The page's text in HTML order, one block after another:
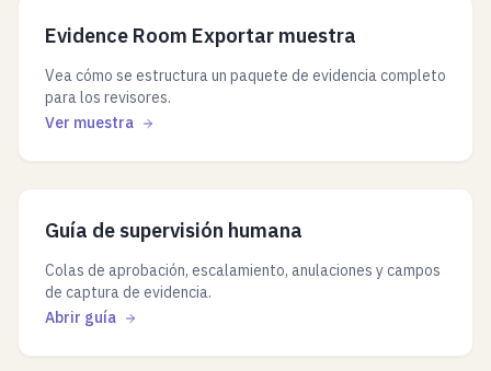
Evidence Room Exportar muestra
Vea cómo se estructura un paquete de evidencia completo
para los revisores.
Ver muestra
Guía de supervisión humana
Colas de aprobación, escalamiento, anulaciones y campos
de captura de evidencia.
Abrir guía